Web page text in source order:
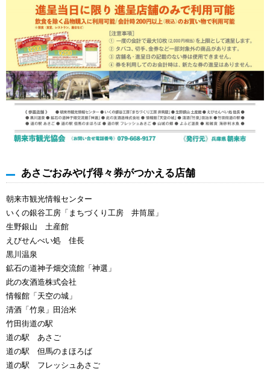
あさごおみやげ得々券がつかえる店舗
朝来市観光情報センター
いくの銀谷工房「まちづくり工房 井筒屋」
生野銀山 土産館
えびせんべい処 佳長
黒川温泉
鉱石の道神子畑交流館「神選」
此の友酒造株式会社
情報館「天空の城」
清酒「竹泉」田治米
竹田街道の駅
道の駅 あさご
道の駅 但馬のまほろば
道の駅 フレッシュあさご